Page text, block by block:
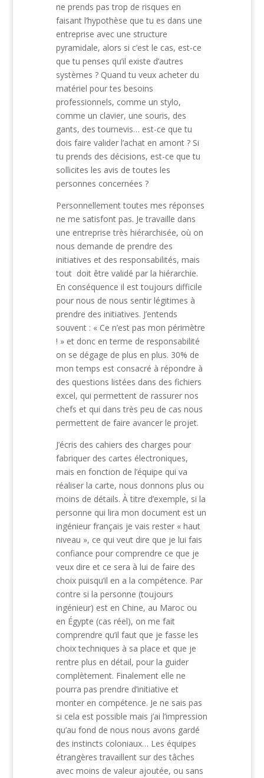
ne prends pas trop de risques en
faisant l’hypothèse que tu es dans une
entreprise avec une structure
pyramidale, alors si c’est le cas, est-ce
que tu penses qu’il existe d’autres
systèmes ? Quand tu veux acheter du
matériel pour tes besoins
professionnels, comme un stylo,
comme un clavier, une souris, des
gants, des tournevis… est-ce que tu
dois faire valider l’achat en amont ? Si
tu prends des décisions, est-ce que tu
sollicites les avis de toutes les
personnes concernées ?
Personnellement toutes mes réponses
ne me satisfont pas. Je travaille dans
une entreprise très hiérarchisée, où on
nous demande de prendre des
initiatives et des responsabilités, mais
tout doit être validé par la hiérarchie.
En conséquence il est toujours difficile
pour nous de nous sentir légitimes à
prendre des initiatives. J’entends
souvent : « Ce n’est pas mon périmètre
! » et donc en terme de responsabilité
on se dégage de plus en plus. 30% de
mon temps est consacré à répondre à
des questions listées dans des fichiers
excel, qui permettent de rassurer nos
chefs et qui dans très peu de cas nous
permettent de faire avancer le projet.
J’écris des cahiers des charges pour
fabriquer des cartes électroniques,
mais en fonction de l’équipe qui va
réaliser la carte, nous donnons plus ou
moins de détails. À titre d’exemple, si la
personne qui lira mon document est un
ingénieur français je vais rester « haut
niveau », ce qui veut dire que je lui fais
confiance pour comprendre ce que je
veux dire et ce sera à lui de faire des
choix puisqu’il en a la compétence. Par
contre si la personne (toujours
ingénieur) est en Chine, au Maroc ou
en Égypte (cas réel), on me fait
comprendre qu’il faut que je fasse les
choix techniques à sa place et que je
rentre plus en détail, pour la guider
complètement. Finalement elle ne
pourra pas prendre d’initiative et
monter en compétence. Je ne sais pas
si cela est possible mais j’ai l’impression
qu’au fond de nous nous avons gardé
des instincts coloniaux… Les équipes
étrangères travaillent sur des tâches
avec moins de valeur ajoutée, ou sans